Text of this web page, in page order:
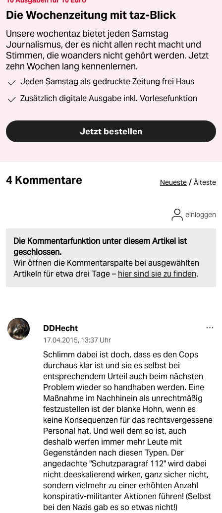
Die Wochenzeitung mit taz-Blick
Unsere wochentaz bietet jeden Samstag
Journalismus, der es nicht allen recht macht und
Stimmen, die woanders nicht gehört werden. Jetzt
zehn Wochen lang kennenlernen.
Jeden Samstag als gedruckte Zeitung frei Haus
Zusätzlich digitale Ausgabe inkl. Vorlesefunktion
Jetzt bestellen
4 Kommentare Neueste / Älteste
Die Kommentarfunktion unter diesem Artikel ist
geschlossen.
Wir öffnen die Kommentarspalte bei ausgewählten
Artikeln für etwa drei Tage – hier sind sie zu finden.
einloggen
DDHecht
17.04.2015, 13:37 Uhr
Schlimm dabei ist doch, dass es den Cops
durchaus klar ist und sie es selbst bei
entsprechendem Urteil auch beim nächsten
Problem wieder so handhaben werden. Eine
Maßnahme im Nachhinein als unrechtmäßig
festzustellen ist der blanke Hohn, wenn es
keine Konsequenzen für das rechtsvergessene
Personal hat. Und weil dem so ist, auch
deshalb werfen immer mehr Leute mit
Gegenständen nach diesen Typen. Der
angedachte "Schutzparagraf 112" wird dabei
nicht deeskalierend wirken, ganz sicher nicht,
sondern vielmehr zu einer erhöhten Anzahl
konspirativ-militanter Aktionen führen! (Selbst
bei den Nazis gab es so etwas nicht!)